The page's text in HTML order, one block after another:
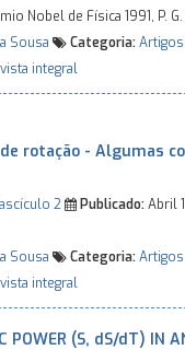
Nobel de Física 1991, P.
Sousa Categoria:Artigos
integral
rotação - Algumas
2 Publicado:Abril
Sousa Categoria:Artigos
integral
POWER (S, dS/dT) IN